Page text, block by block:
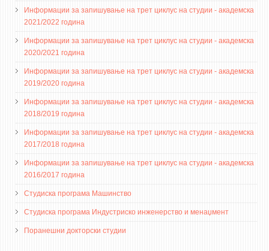
ИНФОРМАЦИИ ОД ЈАВЕН КАРАКТЕР
ЗАВРШНИ СМЕТКИ
ТЕЛЕФОНСКИ ИМЕНИК
ALUMNI MFS
ИЗВЕСТУВАЊА
НАСТАВЕН КАДАР
Информации за запишување на трет циклус на студии - академска
2021/2022 година
Информации за запишување на трет циклус на студии - академска
2020/2021 година
Информации за запишување на трет циклус на студии - академска
2019/2020 година
Информации за запишување на трет циклус на студии - академска
2018/2019 година
Информации за запишување на трет циклус на студии - академска
2017/2018 година
Информации за запишување на трет циклус на студии - академска
2016/2017 година
Студиска програма Машинство
Студиска програма Индустриско инженерство и менаџмент
Поранешни докторски студии